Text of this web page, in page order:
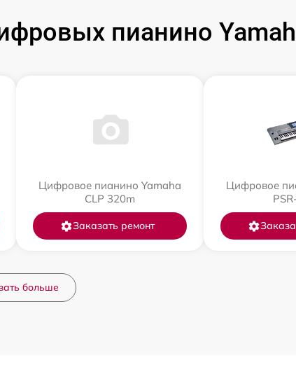
пианино
Цифровое пианино Yamaha
CLP 320m
Заказать ремонт
Цифровое
больше